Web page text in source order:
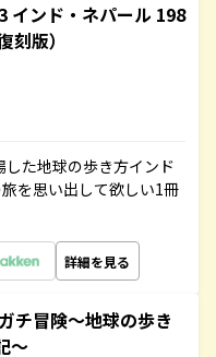
インド・ネパール 198
刻版）
た地球の歩き方インド
を思い出して欲しい1冊
詳細を見る
チ冒険～地球の歩き
～